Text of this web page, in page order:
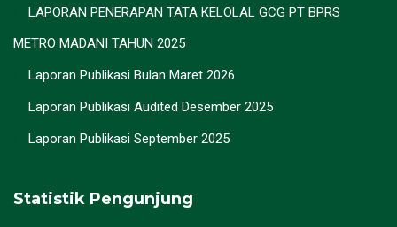
LAPORAN PENERAPAN TATA KELOLAL GCG PT BPRS
METRO MADANI TAHUN 2025
Laporan Publikasi Bulan Maret 2026
Laporan Publikasi Audited Desember 2025
Laporan Publikasi September 2025
Statistik Pengunjung